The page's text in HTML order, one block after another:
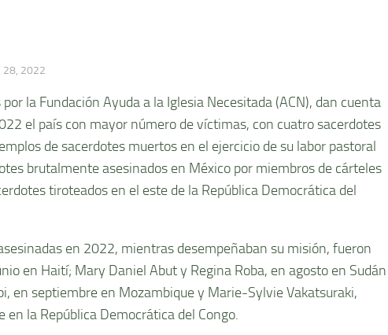
28, 2022
la Fundación Ayuda a la Iglesia Necesitada (ACN), dan cuenta
el país con mayor número de víctimas, con cuatro sacerdotes
de sacerdotes muertos en el ejercicio de su labor pastoral
brutalmente asesinados en México por miembros de cárteles
tiroteados en el este de la República Democrática del
en 2022, mientras desempeñaban su misión, fueron
en Haití; Mary Daniel Abut y Regina Roba, en agosto en Sudán
en septiembre en Mozambique y Marie-Sylvie Vakatsuraki,
en la República Democrática del Congo.